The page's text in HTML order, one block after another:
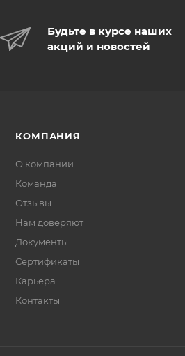
Будьте в курсе наших
акций и новостей
КОМПАНИЯ
О компании
Команда
Отзывы
Нам доверяют
Документы
Сертификаты
Карьера
Контакты